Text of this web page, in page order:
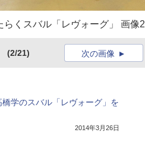
らくスバル「レヴォーグ」 画像2
(2/21) 次の画像
橋学のスバル「レヴォーグ」を
2014年3月26日